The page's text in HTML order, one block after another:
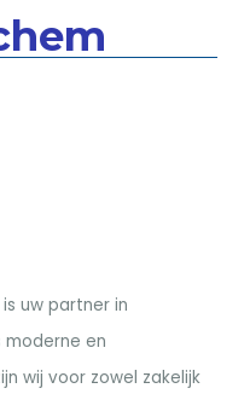
uw partner in
moderne en
wij voor zowel zakelijk